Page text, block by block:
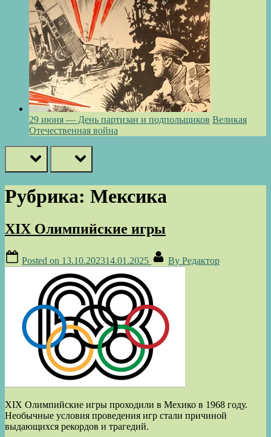
29 июня — День партизан и подпольщиков Великая
Отечественная война
Рубрика: Мексика
XIX Олимпийские игры
Posted on 13.10.202314.01.2025 By Редактор
XIX Олимпийские игры проходили в Мехико в 1968 году.
Необычные условия проведения игр стали причиной
выдающихся рекордов и трагедий.